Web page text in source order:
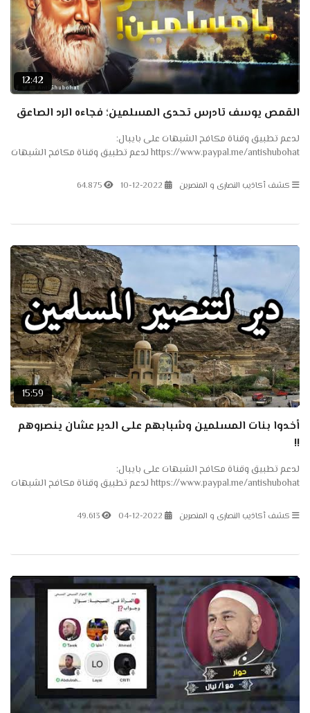
12:42
القمص يوسف تادرس تحدى المسلمين؛ فجاءه الرد الصاعق
لدعم تطبيق وقناة مكافح الشبهات على بايبال:
https://www.paypal.me/antishubohat لدعم تطبيق وقناة مكافح الشبهات
فودافون...
كشف أكاذيب النصارى و المنصرين 10-12-2022
64.875
15:59
أخدوا بنات المسلمين وشبابهم على الدير عشان ينصروهم
!!
لدعم تطبيق وقناة مكافح الشبهات على بايبال:
https://www.paypal.me/antishubohat لدعم تطبيق وقناة مكافح الشبهات
فودافون...
كشف أكاذيب النصارى و المنصرين 04-12-2022
49.613